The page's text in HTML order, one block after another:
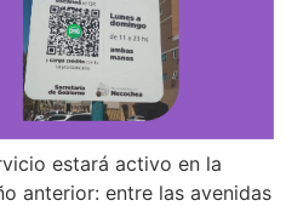
estará activo en la
anterior: entre las avenidas